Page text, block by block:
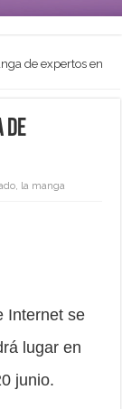
de expertos en
de
, la manga
Internet se
lugar en
junio.